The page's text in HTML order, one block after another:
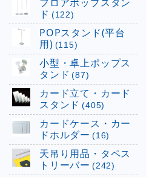
ド (122)
POPスタンド(平台
用) (115)
小型・卓上ポップス
タンド (87)
カード立て・カード
スタンド (405)
カードケース・カー
ドホルダー (16)
天吊り用品・タペス
トリーバー (242)